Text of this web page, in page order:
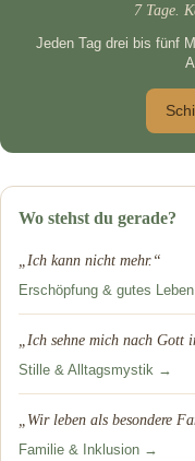
7 Tage.
Jeden Tag drei bis fünf
Wo stehst du gerade?
„Ich kann nicht mehr.“
Erschöpfung & gutes
„Ich sehne mich nach Gott
Stille & Alltagsmystik →
„Wir leben als besondere
Familie & Inklusion →